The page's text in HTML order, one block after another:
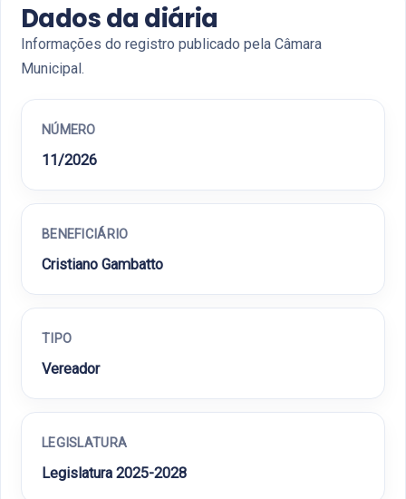
Dados da diária
Informações do registro publicado pela Câmara
Municipal.
NÚMERO
11/2026
BENEFICIÁRIO
Cristiano Gambatto
TIPO
Vereador
LEGISLATURA
Legislatura 2025-2028